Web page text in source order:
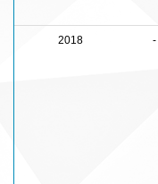
2018 -